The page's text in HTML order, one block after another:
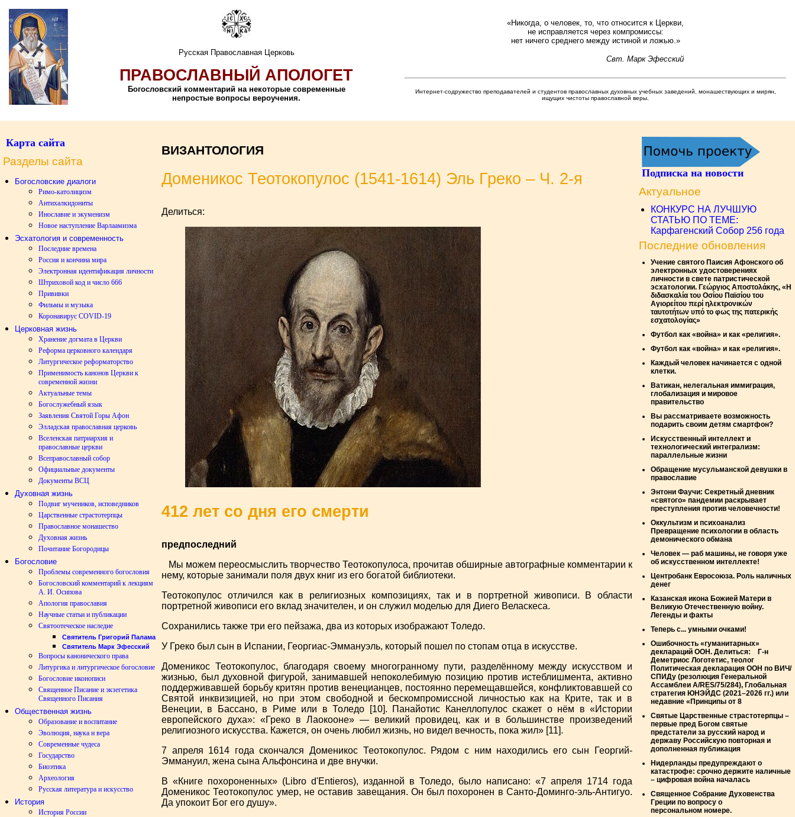
Русская Православная Церковь
ПРАВОСЛАВНЫЙ АПОЛОГЕТ
Богословский комментарий на некоторые современные
непростые вопросы вероучения.
«Никогда, о человек, то, что относится к Церкви,
не исправляется через компромиссы:
нет ничего среднего между истиной и ложью.»
Свт. Марк Эфесский
Интернет-содружество преподавателей и студентов православных духовных учебных заведений, монашествующих и мирян,
ищущих чистоты православной веры.
Карта сайта
Разделы сайта
Богословские диалоги
Римо-католицизм
Антихалкидониты
Инославие и экуменизм
Новое наступление Варлаамизма
Эсхатология и современность
Последние времена
Россия и кончина мира
Электронная идентификация личности
Штриховой код и число 666
Прививки
Фильмы и музыка
Коронавирус COVID-19
Церковная жизнь
Хранение догмата в Церкви
Реформа церковного календаря
Литургическое реформаторство
Применимость канонов Церкви к
современной жизни
Актуальные темы
Богослужебный язык
Заявления Святой Горы Афон
Элладская православная церковь
Вселенская патриархия и
православные церкви
Всеправославный собор
Официальные документы
Документы ВСЦ
Духовная жизнь
Подвиг мучеников, исповедников
Царственные страстотерпцы
Православное монашество
Духовная жизнь
Почитание Богородицы
Богословие
Проблемы современного богословия
Богословский комментарий к лекциям
А. И. Осипова
Апология православия
Научные статьи и публикации
Святоотеческое наследие
Святитель Григорий Палама
Святитель Марк Эфесский
Вопросы канонического права
Литургика и литургическое богословие
Богословие иконописи
Священное Писание и экзегетика
Священного Писания
Общественная жизнь
Образование и воспитание
Эволюция, наука и вера
Современные чудеса
Государство
Биоэтика
Археология
Русская литература и искусство
История
История России
ВИЗАНТОЛОГИЯ
Доменикос Теотокопулос (1541-1614) Эль Греко – Ч. 2-я
Делиться:
412 лет со дня его смерти
предпоследний
Мы можем переосмыслить творчество Теотокопулоса, прочитав обширные автографные комментарии к
нему, которые занимали поля двух книг из его богатой библиотеки.
Теотокопулос отличился как в религиозных композициях, так и в портретной живописи. В области
портретной живописи его вклад значителен, и он служил моделью для Диего Веласкеса.
Сохранились также три его пейзажа, два из которых изображают Толедо.
У Греко был сын в Испании, Георгиас-Эммануэль, который пошел по стопам отца в искусстве.
Доменикос Теотокопулос, благодаря своему многогранному пути, разделённому между искусством и
жизнью, был духовной фигурой, занимавшей непоколебимую позицию против истеблишмента, активно
поддерживавшей борьбу критян против венецианцев, постоянно перемещавшейся, конфликтовавшей со
Святой инквизицией, но при этом свободной и бескомпромиссной личностью как на Крите, так и в
Венеции, в Бассано, в Риме или в Толедо [10]. Панайотис Канеллопулос скажет о нём в «Истории
европейского духа»: «Греко в Лаокооне» — великий провидец, как и в большинстве произведений
религиозного искусства. Кажется, он очень любил жизнь, но видел вечность, пока жил» [11].
7 апреля 1614 года скончался Доменикос Теотокопулос. Рядом с ним находились его сын Георгий-
Эммануил, жена сына Альфонсина и две внучки.
В «Книге похороненных» (Libro d'Entieros), изданной в Толедо, было написано: «7 апреля 1714 года
Доменикос Теотокопулос умер, не оставив завещания. Он был похоронен в Санто-Доминго-эль-Антигуо.
Да упокоит Бог его душу».
Подписка на новости
Актуальное
КОНКУРС НА ЛУЧШУЮ
СТАТЬЮ ПО ТЕМЕ:
Карфагенский Собор 256 года
Последние обновления
Учение святого Паисия Афонского об
электронных удостоверениях
личности в свете патристической
эсхатологии. Γεώργιος Αποστολάκης, «Η
διδασκαλία του Οσίου Παϊσίου του
Αγιορείτου περί ηλεκτρονικών
ταυτοτήτων υπό το φως της πατερικής
εσχατολογίας»
Футбол как «война» и как «религия».
Футбол как «война» и как «религия».
Каждый человек начинается с одной
клетки.
Ватикан, нелегальная иммиграция,
глобализация и мировое
правительство
Вы рассматриваете возможность
подарить своим детям смартфон?
Искусственный интеллект и
технологический интегрализм:
параллельные жизни
Обращение мусульманской девушки в
православие
Энтони Фаучи: Секретный дневник
«святого» пандемии раскрывает
преступления против человечности!
Оккультизм и психоанализ
Превращение психологии в область
демонического обмана
Человек — раб машины, не говоря уже
об искусственном интеллекте!
Центробанк Евросоюза. Роль наличных
денег
Казанская икона Божией Матери в
Великую Отечественную войну.
Легенды и факты
Теперь с... умными очками!
Ошибочность «гуманитарных»
деклараций ООН. Делиться: Г-н
Деметриос Логотетис, теолог
Политическая декларация ООН по ВИЧ/
СПИДу (резолюция Генеральной
Ассамблеи A/RES/75/284), Глобальная
стратегия ЮНЭЙДС (2021–2026 гг.) или
недавние «Принципы от 8
Святые Царственные страстотерпцы –
первые пред Богом святые
предстатели за русский народ и
державу Российскую повторная и
дополненная публикация
Нидерланды предупреждают о
катастрофе: срочно держите наличные
– цифровая война началась
Священное Собрание Духовенства
Греции по вопросу о
персональном номере.